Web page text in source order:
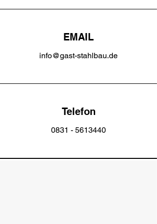
EMAIL
info@gast-stahlbau.de
Telefon
0831 - 5613440